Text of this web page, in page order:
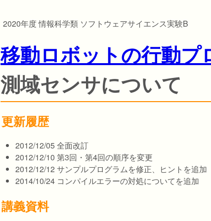
2020年度 情報科学類 ソフトウェアサイエンス実験B
移動ロボットの行動プ
測域センサについて
更新履歴
2012/12/05 全面改訂
2012/12/10 第3回・第4回の順序を変更
2012/12/12 サンプルプログラムを修正、ヒントを追加
2014/10/24 コンパイルエラーの対処についてを追加
講義資料